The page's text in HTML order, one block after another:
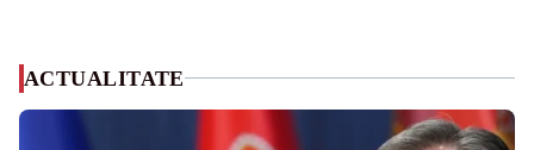
ACTUALITATE